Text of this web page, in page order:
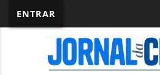
ENTRAR